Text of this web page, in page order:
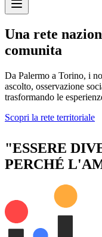
Una rete
comunita
Da Palermo a Torino, i
ascolto, osservazione
trasformando le
Scopri la rete territoriale
"ESSERE
PERCHÉ